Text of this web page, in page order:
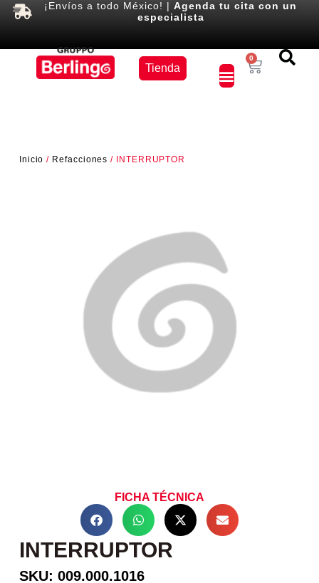
¡Envíos a todo México! |Agenda tu cita con un
especialista
Tienda
0
Inicio / Refacciones / INTERRUPTOR
FICHA TÉCNICA
INTERRUPTOR
SKU: 009.000.1016